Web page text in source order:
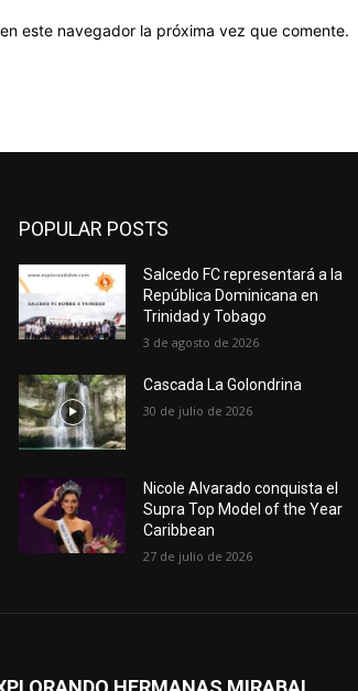
este navegador la próxima vez que comente.
POPULAR POSTS
Salcedo FC representará a la
República Dominicana en
Trinidad y Tobago
3 de agosto de 2026
Cascada La Golondrina
30 de julio de 2026
Nicole Alvarado conquista el
Supra Top Model of the Year
Caribbean
27 de julio de 2026